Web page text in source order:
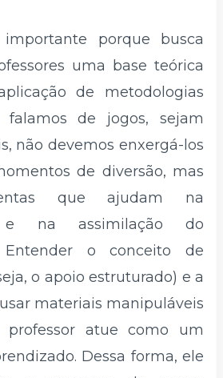
porque busca
uma base teórica
de metodologias
falamos de jogos, sejam
não devemos enxergá-los
de diversão, mas
que ajudam na
e na assimilação do
Entender o conceito de
o apoio estruturado) e a
materiais manipuláveis
atue como um
Dessa forma, ele